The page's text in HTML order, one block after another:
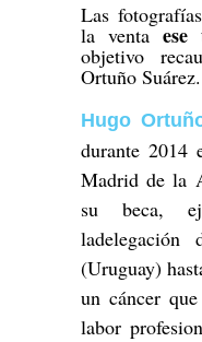
Las
la venta
objetivo
Ortuño Suárez.
Hugo
durante 2014
Madrid de la
su beca,
(Uruguay)
un cáncer
labor